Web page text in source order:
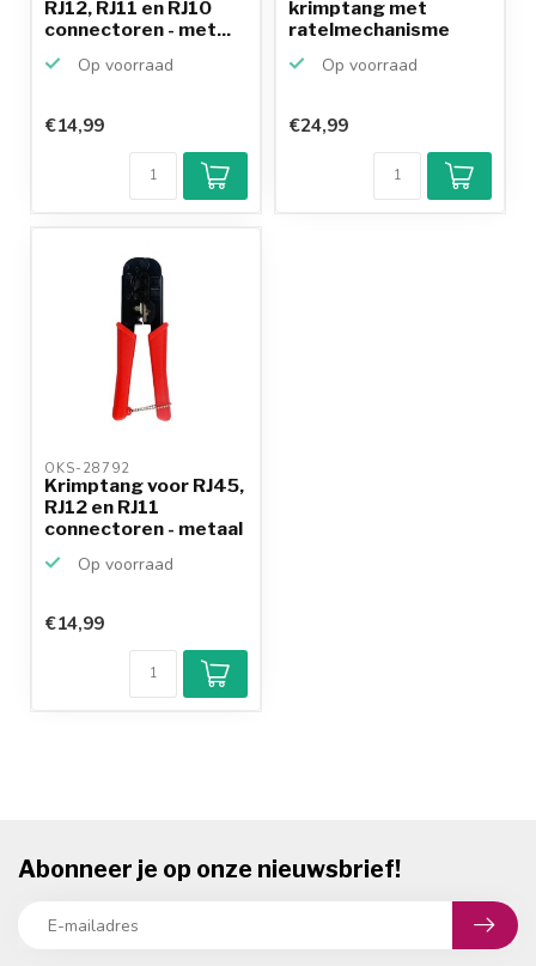
RJ12, RJ11 en RJ10
connectoren - met...
Op voorraad
€14,99
krimptang met
ratelmechanisme
Op voorraad
€24,99
OKS-28792
Krimptang voor RJ45,
RJ12 en RJ11
connectoren - metaal
Op voorraad
€14,99
Abonneer je op onze nieuwsbrief!